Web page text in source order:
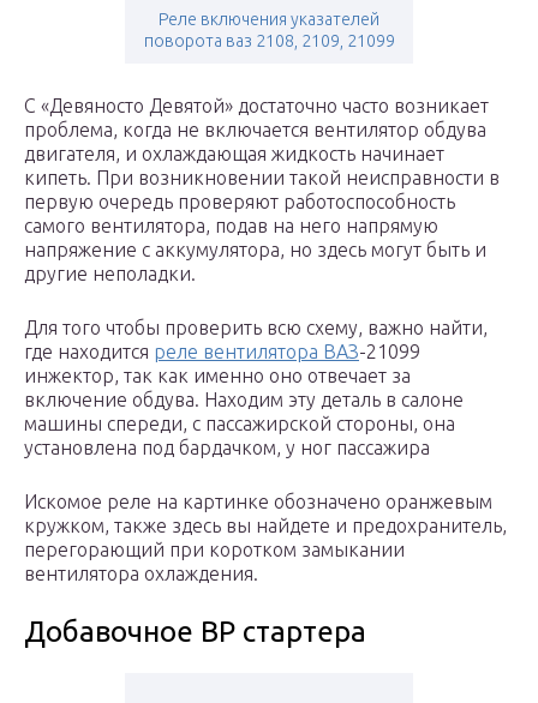
Реле включения указателей
поворота ваз 2108, 2109, 21099
С «Девяносто Девятой» достаточно часто возникает
проблема, когда не включается вентилятор обдува
двигателя, и охлаждающая жидкость начинает
кипеть. При возникновении такой неисправности в
первую очередь проверяют работоспособность
самого вентилятора, подав на него напрямую
напряжение с аккумулятора, но здесь могут быть и
другие неполадки.
Для того чтобы проверить всю схему, важно найти,
где находится реле вентилятора ВАЗ-21099
инжектор, так как именно оно отвечает за
включение обдува. Находим эту деталь в салоне
машины спереди, с пассажирской стороны, она
установлена под бардачком, у ног пассажира
Искомое реле на картинке обозначено оранжевым
кружком, также здесь вы найдете и предохранитель,
перегорающий при коротком замыкании
вентилятора охлаждения.
Добавочное ВР стартера